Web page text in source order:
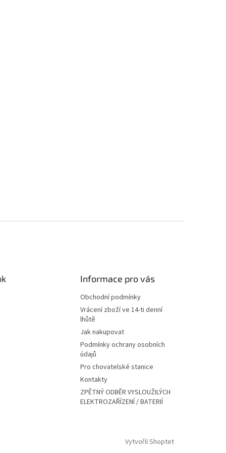
Informace pro vás
Obchodní podmínky
Vrácení zboží ve 14-ti denní
lhůtě
Jak nakupovat
Podmínky ochrany osobních
údajů
Pro chovatelské stanice
Kontakty
ZPĚTNÝ ODBĚR VYSLOUŽILÝCH
ELEKTROZAŘÍZENÍ / BATERIÍ
Vytvořil Shoptet